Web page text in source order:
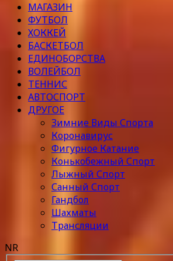
МАГАЗИН
ФУТБОЛ
ХОККЕЙ
БАСКЕТБОЛ
ЕДИНОБОРСТВА
ВОЛЕЙБОЛ
ТЕННИС
АВТОСПОРТ
ДРУГОЕ
Зимние Виды Спорта
Коронавирус
Фигурное Катание
Конькобежный Спорт
Лыжный Спорт
Санный Спорт
Гандбол
Шахматы
Трансляции
NR